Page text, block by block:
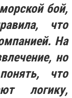
бой,
что
На
но
что
логику,